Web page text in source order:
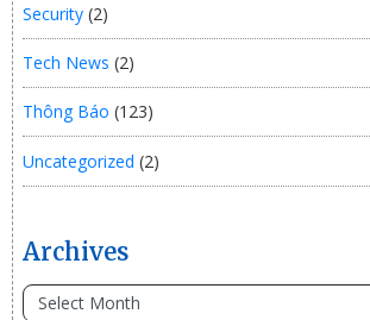
Security (2)
Tech News (2)
Thông Báo (123)
Uncategorized (2)
Archives